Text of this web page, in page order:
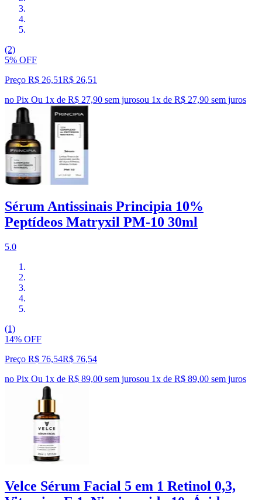
(2)
5% OFF
Preço R$ 26,51R$ 26,51
no Pix Ou 1x de R$ 27,90 sem jurosou 1x de R$ 27,90 sem juros
Sérum Antissinais Principia 10%
Peptídeos Matryxil PM-10 30ml
5.0
(1)
14% OFF
Preço R$ 76,54R$ 76,54
no Pix Ou 1x de R$ 89,00 sem jurosou 1x de R$ 89,00 sem juros
Velce Sérum Facial 5 em 1 Retinol 0,3,